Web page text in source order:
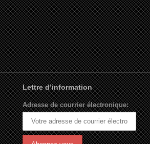
Lettre d’information
Adresse de courrier électronique: